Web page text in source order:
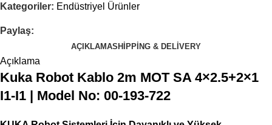
Kategoriler: Endüstriyel Ürünler
Paylaş:
AÇIKLAMASHIPPING & DELIVERY
Açıklama
Kuka Robot Kablo 2m MOT SA 4×2.5+2×1
I1-I1 | Model No: 00-193-722